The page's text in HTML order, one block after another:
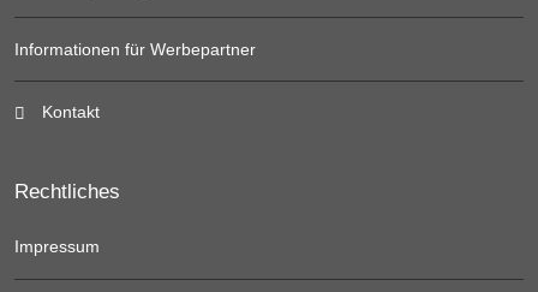
Informationen für Werbepartner
Kontakt
Rechtliches
Impressum